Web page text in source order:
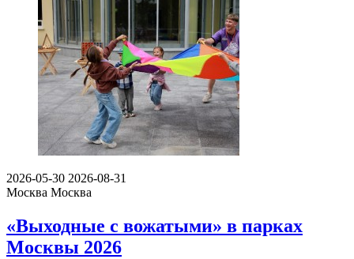
2026-05-30 2026-08-31
Москва Москва
«Выходные с вожатыми» в парках
Москвы 2026